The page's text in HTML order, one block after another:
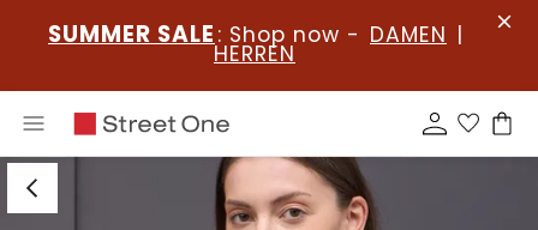
SUMMER SALE : Shop now - DAMEN |
HERREN